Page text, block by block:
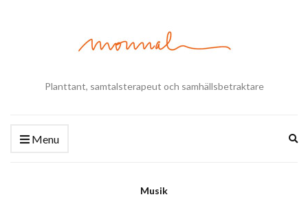
Planttant, samtalsterapeut och samhällsbetraktare
Menu
Musik